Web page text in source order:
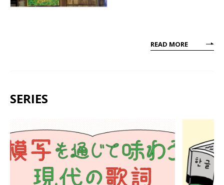
READ MORE
SERIES